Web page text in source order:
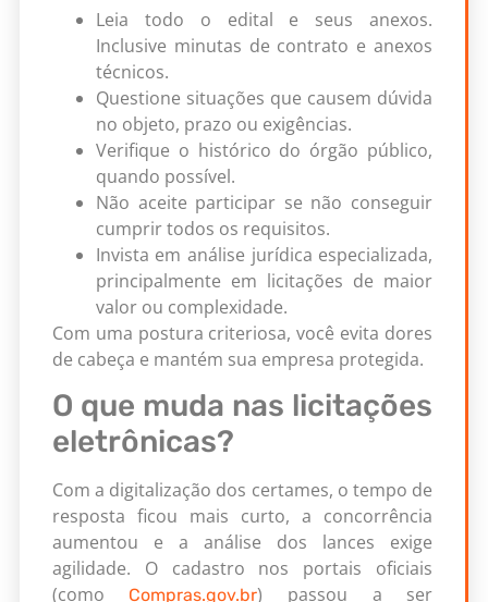
Leia todo o edital e seus anexos.
Inclusive minutas de contrato e anexos
técnicos.
Questione situações que causem dúvida
no objeto, prazo ou exigências.
Verifique o histórico do órgão público,
quando possível.
Não aceite participar se não conseguir
cumprir todos os requisitos.
Invista em análise jurídica especializada,
principalmente em licitações de maior
valor ou complexidade.
Com uma postura criteriosa, você evita dores
de cabeça e mantém sua empresa protegida.
O que muda nas licitações
eletrônicas?
Com a digitalização dos certames, o tempo de
resposta ficou mais curto, a concorrência
aumentou e a análise dos lances exige
agilidade. O cadastro nos portais oficiais
(como
Compras.gov.br) passou a ser